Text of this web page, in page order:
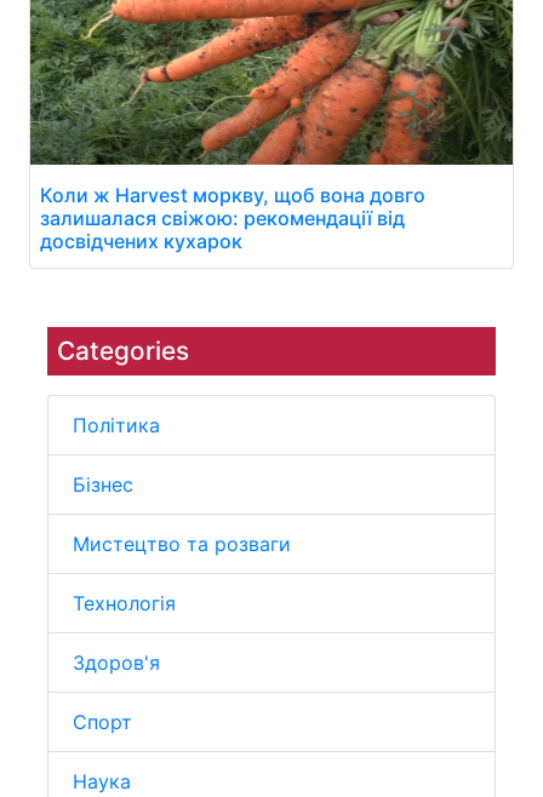
Categories
Політика
Бізнес
Мистецтво та розваги
Технологія
Здоров'я
Спорт
Наука
Коли ж Harvest моркву, щоб вона довго
залишалася свіжою: рекомендації від
досвідчених кухарок